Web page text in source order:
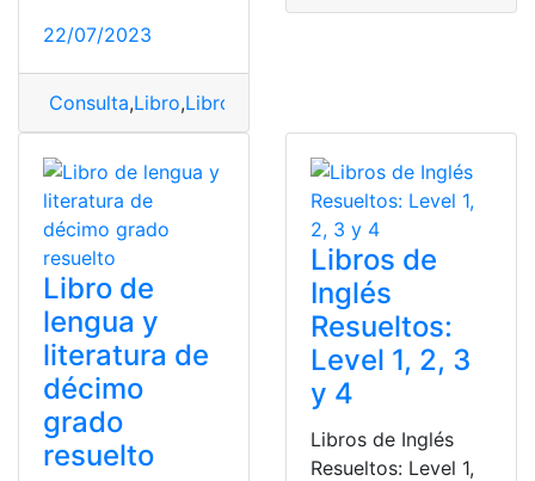
22/07/2023
Consulta,Libro,Libro de Biología
Libro de
lengua y
literatura de
décimo
grado
resuelto
Libros de
Inglés
Resueltos:
Level 1, 2, 3
y 4
Libros de Inglés
Resueltos: Level 1,